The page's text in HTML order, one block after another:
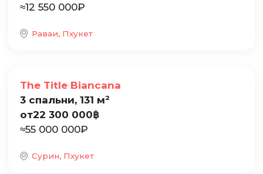
≈12 550 000₽
Раваи, Пхукет
The Title Biancana
3 спальни, 131 м²
от22 300 000฿
≈55 000 000₽
Сурин, Пхукет